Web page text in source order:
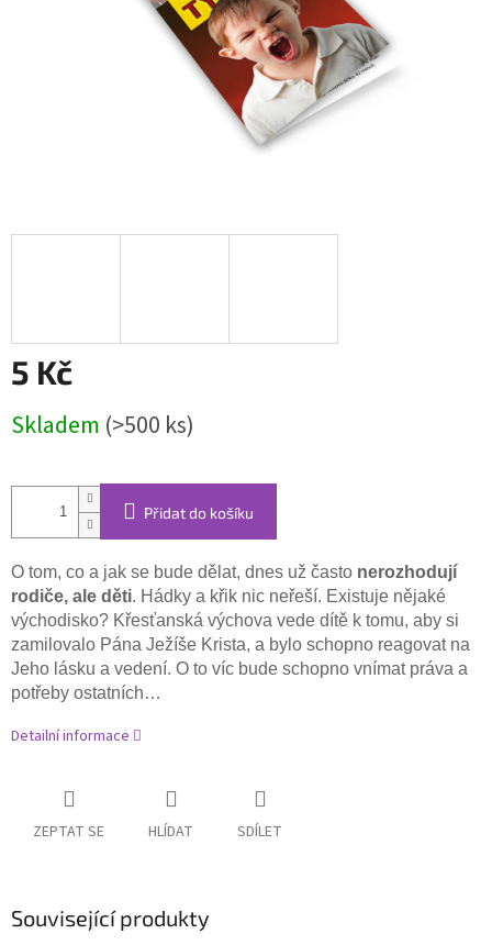
5 Kč
cena:
Skladem (>500 ks)
Přidat do košíku
O tom, co a jak se bude dělat, dnes už často nerozhodují
rodiče, ale děti. Hádky a křik nic neřeší. Existuje nějaké
východisko? Křesťanská výchova vede dítě k tomu, aby si
zamilovalo Pána Ježíše Krista, a bylo schopno reagovat na
Jeho lásku a vedení. O to víc bude schopno vnímat práva a
potřeby ostatních…
Detailní informace
ZEPTAT SE HLÍDAT SDÍLET
Související produkty